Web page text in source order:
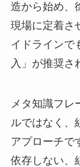
造から始め、
現場に定着さ
イドラインで
入」が推奨さ
メタ知識フレ
ルではなく、
アプローチで
依存しない、